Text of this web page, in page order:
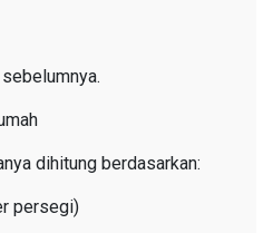
dihitung berdasarkan:
persegi)